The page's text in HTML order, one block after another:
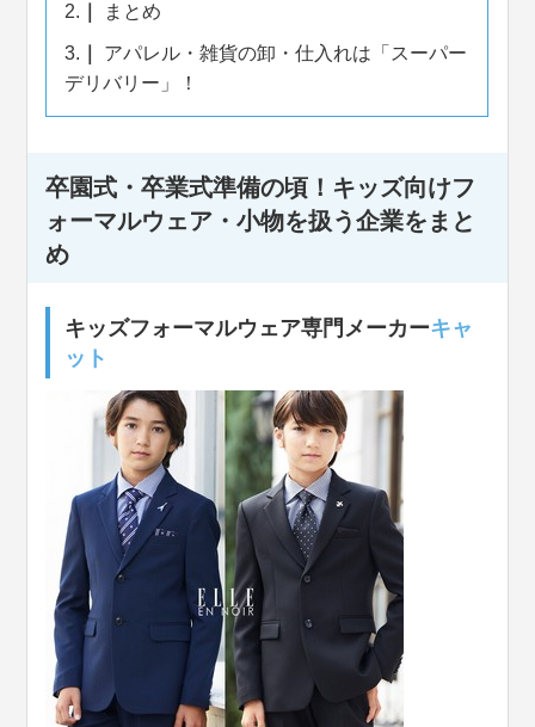
2. まとめ
3.
アパレル・雑貨の卸・仕入れは「スーパー
デリバリー」！
卒園式・卒業式準備の頃！キッズ向けフ
ォーマルウェア・小物を扱う企業をまと
め
キッズフォーマルウェア専門メーカーキャ
ット